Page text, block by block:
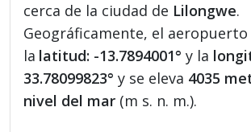
cerca de la ciudad de Lilongwe.
Geográficamente, el aeropuerto
la latitud: -13.7894001° y la
33.78099823° y se eleva 4035
nivel del mar (m s. n. m.).